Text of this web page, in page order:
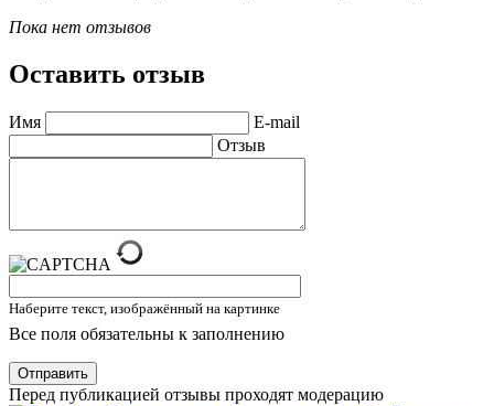
Пока нет отзывов
Оставить отзыв
Имя
E-mail
Отзыв
Наберите текст, изображённый на картинке
Все поля обязательны к заполнению
Отправить
Перед публикацией отзывы проходят модерацию